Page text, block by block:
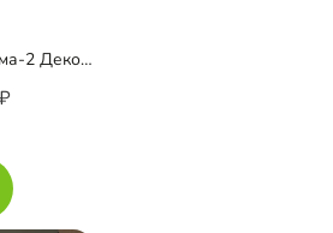
Распашной шкаф Лесама-2 Декор 4